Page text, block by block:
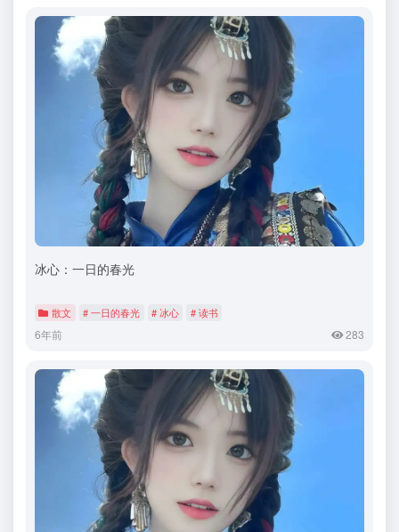
冰心：一日的春光
散文 # 一日的春光 # 冰心 # 读书
6年前 283